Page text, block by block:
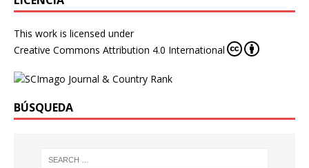
This work is licensed under
Creative Commons Attribution 4.0 International
BÚSQUEDA